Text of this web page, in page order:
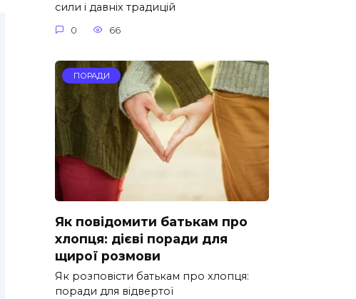
сили і давніх традицій
0 66
ПОРАДИ
Як повідомити батькам про
хлопця: дієві поради для
щирої розмови
Як розповісти батькам про хлопця:
поради для відвертої